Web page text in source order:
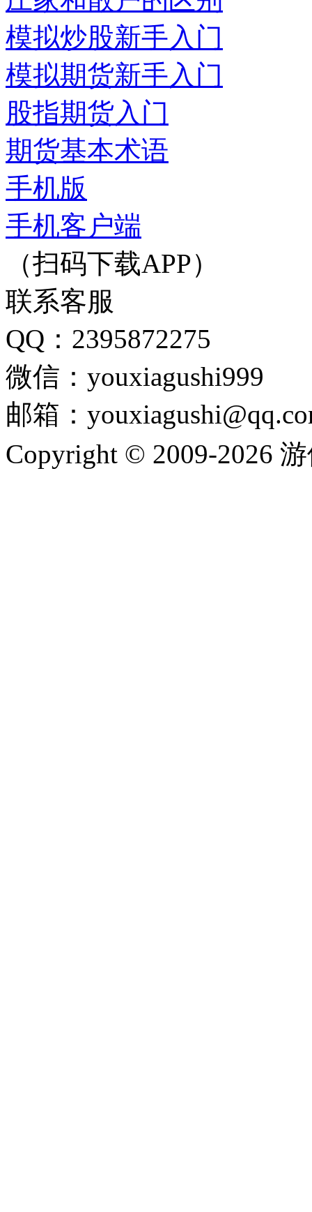
模拟炒股新手入门
模拟期货新手入门
股指期货入门
期货基本术语
手机版
手机客户端
（扫码下载APP）
联系客服
QQ：2395872275
微信：youxiagushi999
邮箱：
Copyright © 2009-2026